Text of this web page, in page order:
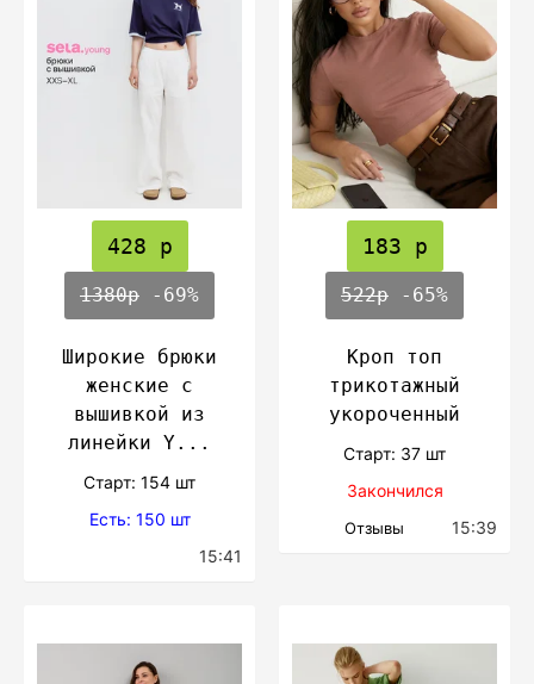
428 р
1380р -69%
Широкие брюки
женские с
вышивкой из
линейки Y...
Cтарт: 154 шт
Есть: 150 шт
15:41
183 р
522р -65%
Кроп топ
трикотажный
укороченный
Cтарт: 37 шт
Закончился
Отзывы 15:39